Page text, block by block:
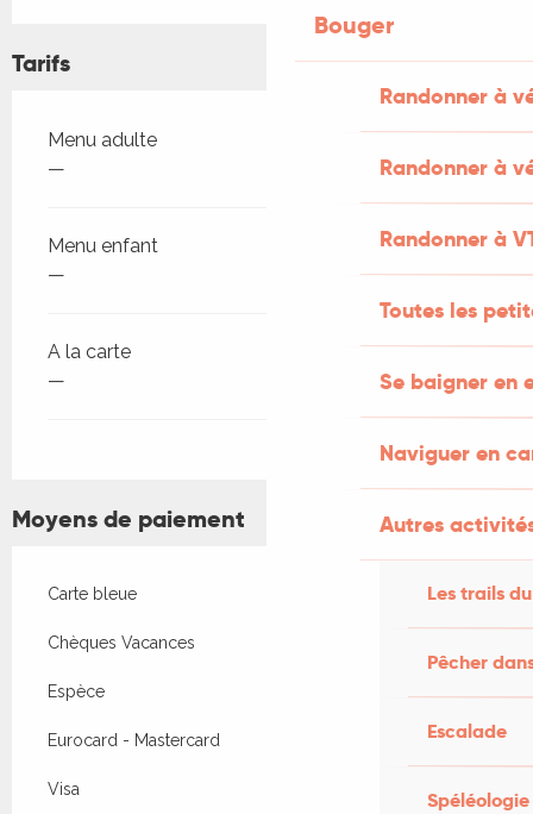
Bouger
Randonner à
Randonner à
Randonner à
Toutes les
Se baigner en
Naviguer en
Autres
Les trails
Pêcher
Escalade
Spéléologie
Tarifs
Tarifs 2026
Menu adulte
—
Menu enfant
—
A la carte
—
Moyens de paiement
Carte bleue
Chèques Vacances
Espèce
Eurocard - Mastercard
Visa